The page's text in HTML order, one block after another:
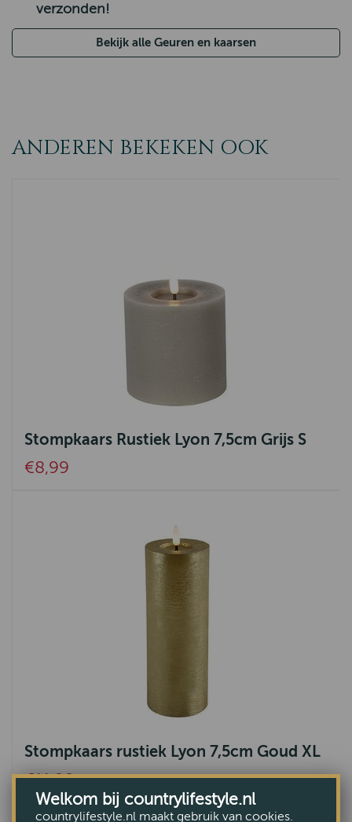
verzonden!
Bekijk alle Geuren en kaarsen
ANDEREN BEKEKEN OOK
Stompkaars Rustiek Lyon 7,5cm Grijs S
€8,99
Stompkaars rustiek Lyon 7,5cm Goud XL
€11,99
Welkom bij countrylifestyle.nl
countrylifestyle.nl maakt gebruik van cookies.